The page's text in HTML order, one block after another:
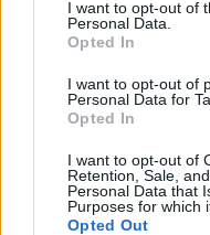
I want to opt-out of
Personal Data.
Opted In
I want to opt-out of
Personal Data for
Opted In
I want to opt-out of
Retention, Sale,
Personal Data that
Purposes for which
Opted Out
pénzek
ELEMZÉSEK